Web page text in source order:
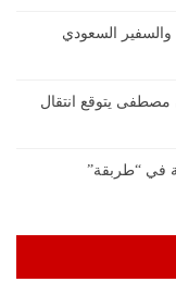
السعودي
مصطفى يتوقع انتقال
في “طربقة”